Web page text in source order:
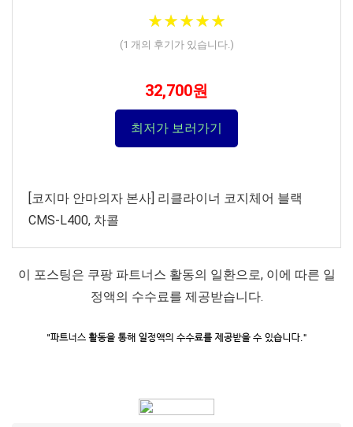
★★★★★
★★★★★
(1 개의 후기가 있습니다.)
32,700원
최저가 보러가기
[코지마 안마의자 본사] 리클라이너 코지체어 블랙
CMS-L400, 차콜
이 포스팅은 쿠팡 파트너스 활동의 일환으로, 이에 따른 일
정액의 수수료를 제공받습니다.